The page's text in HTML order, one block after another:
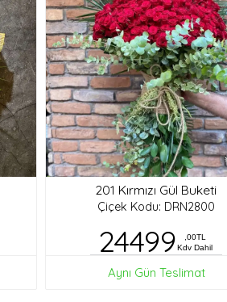
201 Kırmızı Gül Buketi
Çiçek Kodu: DRN2800
24499
,00TL
Kdv Dahil
Aynı Gün Teslimat